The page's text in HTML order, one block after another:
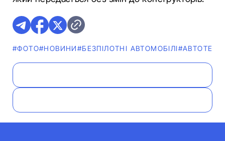
#ФОТО#НОВИНИ#БЕЗПІЛОТНІ АВТОМОБІЛІ